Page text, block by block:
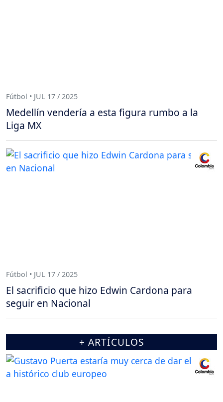
Fútbol • JUL 17 / 2025
Medellín vendería a esta figura rumbo a la
Liga MX
Fútbol • JUL 17 / 2025
El sacrificio que hizo Edwin Cardona para
seguir en Nacional
+ ARTÍCULOS